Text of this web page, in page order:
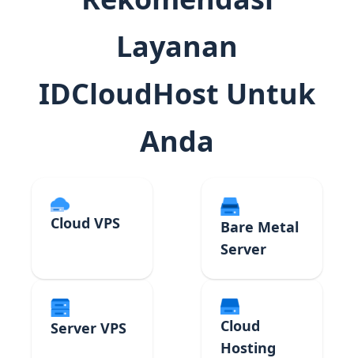
Layanan
IDCloudHost Untuk
Anda
Cloud VPS
Bare Metal
Server
Server VPS
Cloud
Hosting